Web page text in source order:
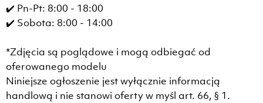
✔️ Pn-Pt: 8:00 - 18:00
✔️ Sobota: 8:00 - 14:00
*Zdjęcia są poglądowe i mogą odbiegać od
oferowanego modelu
Niniejsze ogłoszenie jest wyłącznie informacją
handlową i nie stanowi oferty w myśl art. 66, § 1.